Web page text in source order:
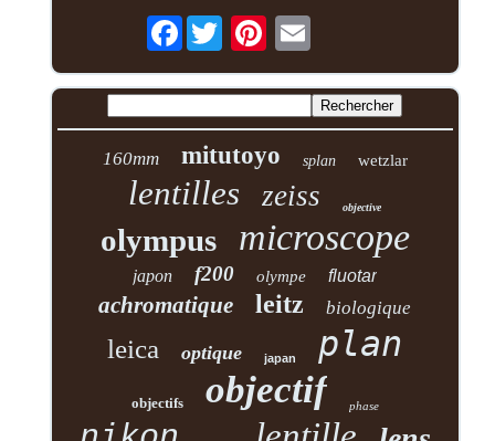
Facebook
160mm mitutoyo splan wetzlar
lentilles zeiss objective
olympus microscope
japon f200 olympe fluotar
achromatique leitz biologique
leica optique japan plan
objectifs objectif phase